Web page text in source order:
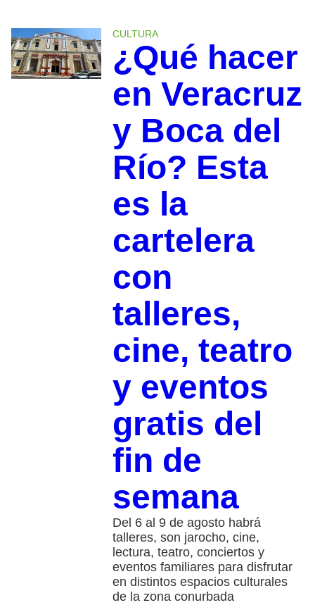
CULTURA
¿Qué hacer
en Veracruz
y Boca del
Río? Esta
es la
cartelera
con
talleres,
cine, teatro
y eventos
gratis del
fin de
semana
Del 6 al 9 de agosto habrá
talleres, son jarocho, cine,
lectura, teatro, conciertos y
eventos familiares para disfrutar
en distintos espacios culturales
de la zona conurbada